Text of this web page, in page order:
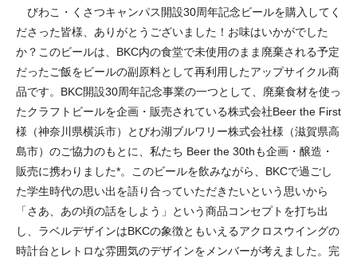
びわこ・くさつキャンパス開設30周年記念ビールを購入してく
ださった皆様、ありがとうございました！お味はいかがでした
か？このビールは、BKC内の食堂で未使用のまま廃棄される予定
だったご飯をビールの副原料として再利用したアップサイクル商
品です。BKC開設30周年記念事業の一つとして、廃棄食材を使っ
たクラフトビールを企画・販売されている株式会社Beer the First
様（神奈川県横浜市）とびわ湖ブルワリー株式会社様（滋賀県高
島市）のご協力のもとに、私たち Beer the 30thも企画・醸造・
販売に携わりました*。このビールを飲みながら、BKCで過ごし
た学生時代の思い出を語り合っていただきたいという思いから
「さあ、あの頃の話をしよう」という商品コンセプトを打ち出
し、ラベルデザインはBKCの象徴ともいえるアクロスウイングの
時計台とレトロな雰囲気のデザインをメンバーが考えました。完